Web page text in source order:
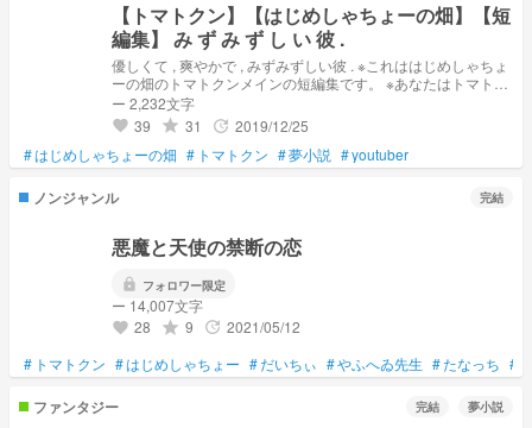
【トマトクン】【はじめしゃちょーの畑】【短
編集】 み ず み ず し い 彼 .
優しくて , 爽やかで , みずみずしい彼 . ※これははじめしゃちょ
ーの畑のトマトクンメインの短編集です。 ※あなたはトマトク
ンの彼女さんです。 ※あなたは畑のメンバーです。 ※あなたは
トマトクンと同棲しています。 ※🔞は基本的ないです。キュン
系が多いです。 ※語彙力ないです。
ー 2,232文字
favorite 39 grade 31 update 2019/12/25
#はじめしゃちょーの畑 # トマトクン #夢小説 #youtuber
ノンジャンル 完結
悪魔と天使の禁断の恋
lock フォロワー限定
ー 14,007文字
favorite 28 grade 9 update 2021/05/12
# トマトクン #はじめしゃちょー #だいちぃ #やふへゐ先生 #たなっち #
ファンタジー 完結 夢小説